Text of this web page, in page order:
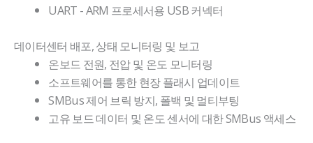
UART - ARM 프로세서용 USB 커넥터
데이터센터 배포, 상태 모니터링 및 보고
온보드 전원, 전압 및 온도 모니터링
소프트웨어를 통한 현장 플래시 업데이트
SMBus 제어 브릭 방지, 폴백 및 멀티부팅
고유 보드 데이터 및 온도 센서에 대한 SMBus 액세스